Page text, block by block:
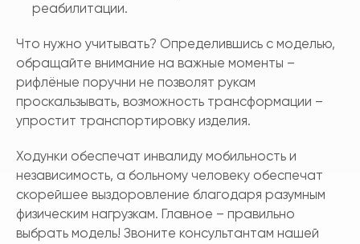
реабилитации.
Что нужно учитывать? Определившись с моделью,
обращайте внимание на важные моменты –
рифлёные поручни не позволят рукам
проскальзывать, возможность трансформации –
упростит транспортировку изделия.
Ходунки обеспечат инвалиду мобильность и
независимость, а больному человеку обеспечат
скорейшее выздоровление благодаря разумным
физическим нагрузкам. Главное – правильно
выбрать модель! Звоните консультантам нашей